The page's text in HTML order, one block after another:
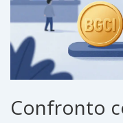
Confronto